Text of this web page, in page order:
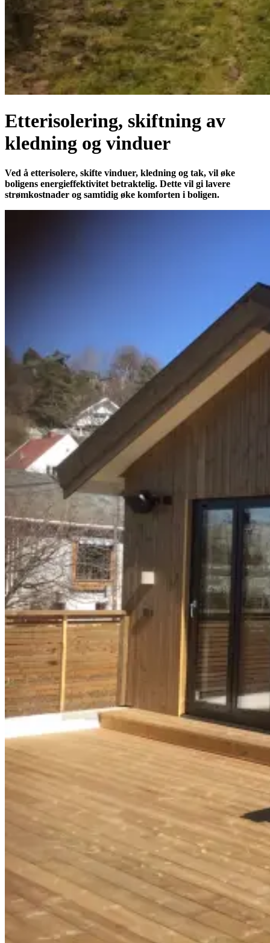
Etterisolering, skiftning av
kledning og vinduer
Ved å etterisolere, skifte vinduer, kledning og tak, vil øke
boligens energieffektivitet betraktelig. Dette vil gi lavere
strømkostnader og samtidig øke komforten i boligen.